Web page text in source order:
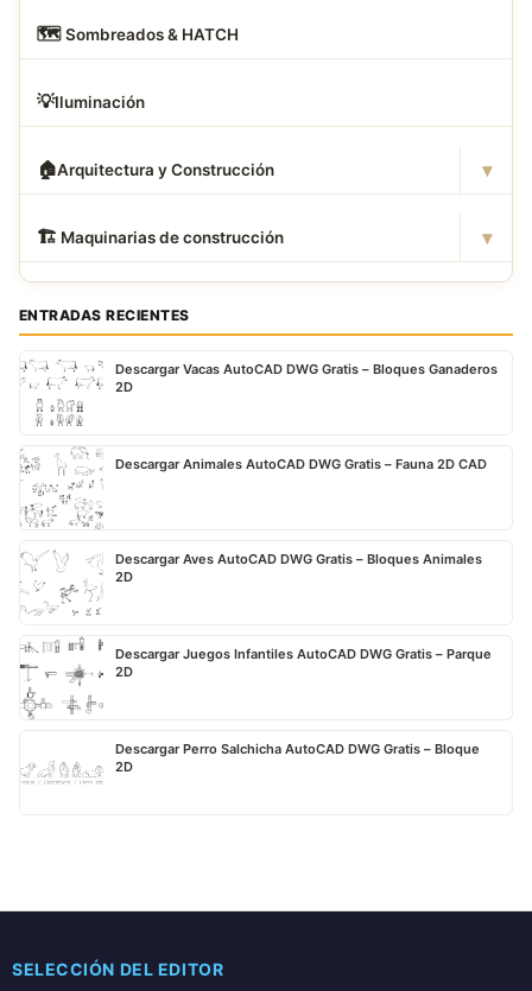
🗺️ Sombreados & HATCH
💡Iluminación
🏠Arquitectura y Construcción ▾
🏗 ️ Maquinarias de construcción ▾
ENTRADAS RECIENTES
Descargar Vacas AutoCAD DWG Gratis – Bloques Ganaderos
2D
Descargar Animales AutoCAD DWG Gratis – Fauna 2D CAD
Descargar Aves AutoCAD DWG Gratis – Bloques Animales
2D
Descargar Juegos Infantiles AutoCAD DWG Gratis – Parque
2D
Descargar Perro Salchicha AutoCAD DWG Gratis – Bloque
2D
SELECCIÓN DEL EDITOR